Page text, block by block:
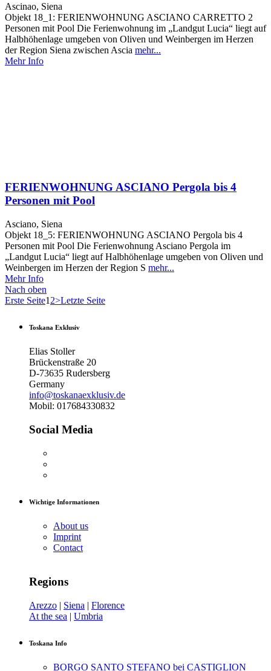
Ascinao, Siena
Objekt 18_1: FERIENWOHNUNG ASCIANO CARRETTO 2
Personen mit Pool Die Ferienwohnung im „Landgut Lucia“ liegt auf
Halbhöhenlage umgeben von Oliven und Weinbergen im Herzen
der Region Siena zwischen Ascia mehr...
Mehr Info
FERIENWOHNUNG ASCIANO Pergola bis 4
Personen mit Pool
Asciano, Siena
Objekt 18_5: FERIENWOHNUNG ASCIANO Pergola bis 4
Personen mit Pool Die Ferienwohnung Asciano Pergola im
„Landgut Lucia“ liegt auf Halbhöhenlage umgeben von Oliven und
Weinbergen im Herzen der Region S mehr...
Mehr Info
Nach oben
Erste Seite1 2>Letzte Seite
Toskana Exklusiv
Elias Stoller
Brückenstraße 20
D-73635 Rudersberg
Germany
info@toskanaexklusiv.de
Mobil: 017684330832
Social Media
Wichtige Informationen
About us
Imprint
Contact
Regions
Arezzo | Siena | Florence
At the sea | Umbria
Toskana Info
BORGO SANTO STEFANO bei CASTIGLION